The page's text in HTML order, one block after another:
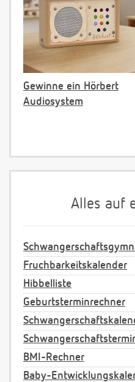
Gewinne ein Hörbert
Audiosystem
Alles auf
Fruchbarkeitskalender
Hibbelliste
Geburtsterminrechner
BMI-Rechner
Baby-